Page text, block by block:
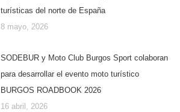
turísticas del norte de España
8 mayo, 2026
SODEBUR y Moto Club Burgos Sport colaboran
para desarrollar el evento moto turístico
BURGOS ROADBOOK 2026
16 abril, 2026